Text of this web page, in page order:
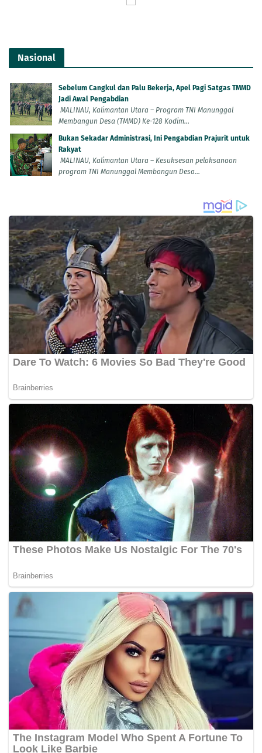
Nasional
Sebelum Cangkul dan Palu Bekerja, Apel Pagi Satgas TMMD
Jadi Awal Pengabdian
MALINAU, Kalimantan Utara – Program TNI Manunggal
Membangun Desa (TMMD) Ke-128 Kodim...
Bukan Sekadar Administrasi, Ini Pengabdian Prajurit untuk
Rakyat
MALINAU, Kalimantan Utara – Kesuksesan pelaksanaan
program TNI Manunggal Membangun Desa...